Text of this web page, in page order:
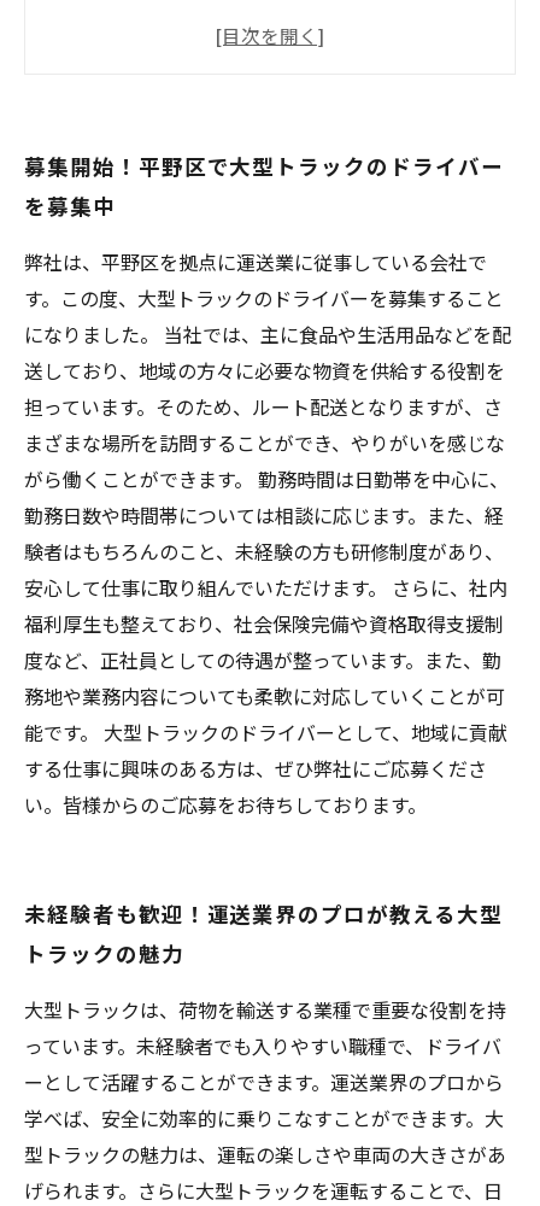
仕事のやりがいは？大型トラックのドライバー
社がアピールする魅力
応募条件は？大型トラックのドライバー募集情
報をまとめて解説
募集開始！平野区で大型トラックのドライバー
を募集中
弊社は、平野区を拠点に運送業に従事している会社で
す。この度、大型トラックのドライバーを募集すること
になりました。 当社では、主に食品や生活用品などを配
送しており、地域の方々に必要な物資を供給する役割を
担っています。そのため、ルート配送となりますが、さ
まざまな場所を訪問することができ、やりがいを感じな
がら働くことができます。 勤務時間は日勤帯を中心に、
勤務日数や時間帯については相談に応じます。また、経
験者はもちろんのこと、未経験の方も研修制度があり、
安心して仕事に取り組んでいただけます。 さらに、社内
福利厚生も整えており、社会保険完備や資格取得支援制
度など、正社員としての待遇が整っています。また、勤
務地や業務内容についても柔軟に対応していくことが可
能です。 大型トラックのドライバーとして、地域に貢献
する仕事に興味のある方は、ぜひ弊社にご応募くださ
い。皆様からのご応募をお待ちしております。
未経験者も歓迎！運送業界のプロが教える大型
トラックの魅力
大型トラックは、荷物を輸送する業種で重要な役割を持
っています。未経験者でも入りやすい職種で、ドライバ
ーとして活躍することができます。運送業界のプロから
学べば、安全に効率的に乗りこなすことができます。大
型トラックの魅力は、運転の楽しさや車両の大きさがあ
げられます。さらに大型トラックを運転することで、日